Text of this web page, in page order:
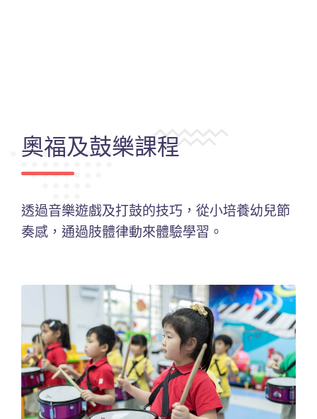
奧福及鼓樂課程
透過音樂遊戲及打鼓的技巧，從小培養幼兒節
奏感，通過肢體律動來體驗學習。